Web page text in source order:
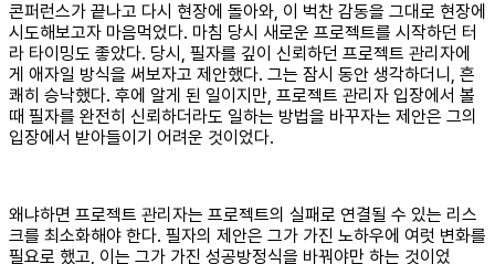
콘퍼런스가 끝나고 다시 현장에 돌아와, 이 벅찬 감동을 그대로 현장에
시도해보고자 마음먹었다. 마침 당시 새로운 프로젝트를 시작하던 터
라 타이밍도 좋았다. 당시, 필자를 깊이 신뢰하던 프로젝트 관리자에
게 애자일 방식을 써보자고 제안했다. 그는 잠시 동안 생각하더니, 흔
쾌히 승낙했다. 후에 알게 된 일이지만, 프로젝트 관리자 입장에서 볼
때 필자를 완전히 신뢰하더라도 일하는 방법을 바꾸자는 제안은 그의
입장에서 받아들이기 어려운 것이었다.
왜냐하면 프로젝트 관리자는 프로젝트의 실패로 연결될 수 있는 리스
크를 최소화해야 한다. 필자의 제안은 그가 가진 노하우에 여럿 변화를
필요로 했고, 이는 그가 가진 성공방정식을 바꿔야만 하는 것이었